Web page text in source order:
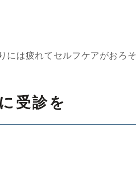
には疲れてセルフケアがおろそ
受診を